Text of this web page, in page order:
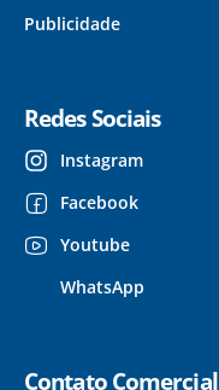
Publicidade
Redes Sociais
Instagram
Facebook
Youtube
WhatsApp
Contato Comercial